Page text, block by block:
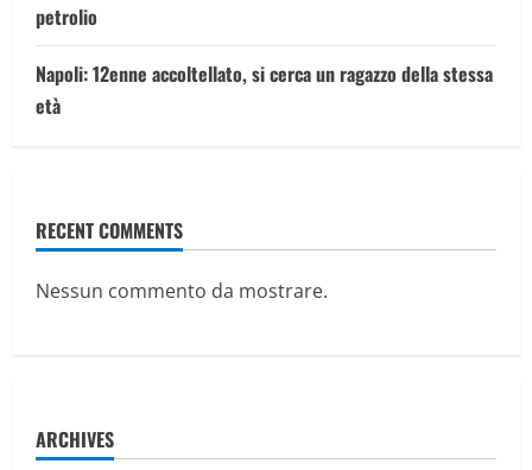
petrolio
Napoli: 12enne accoltellato, si cerca un ragazzo della stessa
età
RECENT COMMENTS
Nessun commento da mostrare.
ARCHIVES